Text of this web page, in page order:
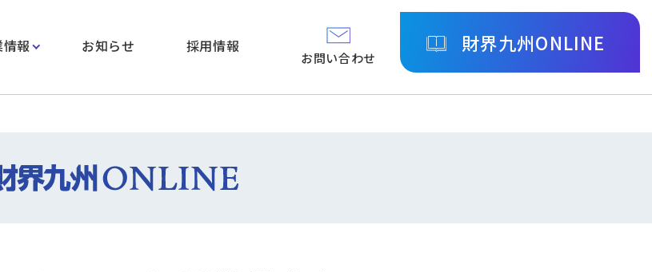
報 お知らせ 採用情報
お問い合わせ
財界九州ONLINE